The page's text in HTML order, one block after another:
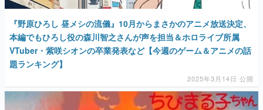
『野原ひろし 昼メシの流儀』10月からまさかのアニメ放送決定、
本編でもひろし役の森川智之さんが声を担当＆ホロライブ所属
VTuber・紫咲シオンの卒業発表など【今週のゲーム＆アニメの話
題ランキング】
2025年3月14日 公開